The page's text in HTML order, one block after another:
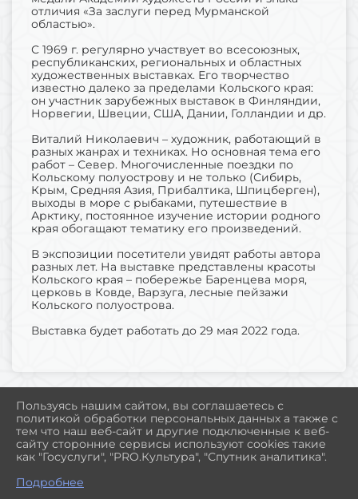
отличия «За заслуги перед Мурманской
областью».
С 1969 г. регулярно участвует во всесоюзных,
республиканских, региональных и областных
художественных выставках. Его творчество
известно далеко за пределами Кольского края:
он участник зарубежных выставок в Финляндии,
Норвегии, Швеции, США, Дании, Голландии и др.
Виталий Николаевич – художник, работающий в
разных жанрах и техниках. Но основная тема его
работ – Север. Многочисленные поездки по
Кольскому полуострову и не только (Сибирь,
Крым, Средняя Азия, Прибалтика, Шпицберген),
выходы в море с рыбаками, путешествие в
Арктику, постоянное изучение истории родного
края обогащают тематику его произведений.
В экспозиции посетители увидят работы автора
разных лет. На выставке представлены красоты
Кольского края – побережье Баренцева моря,
церковь в Ковде, Варзуга, лесные пейзажи
Кольского полуострова.
Выставка будет работать до 29 мая 2022 года.
2026 Г. MUSEUM-POLAR.RU
ВХОД
КАРТА САЙТА
ПОЛИТИКА ОБРАБОТКИ ПЕРСОНАЛЬНЫХ ДАННЫХ
СДЕЛАНО НА KUBCMS
Пользуясь нашим сайтом, вы соглашаетесь с
политикой обработки персональных данных а также с
тем что наш веб-сайт и другие подключенные к веб-
сайту сторонние сервисы используют cookies такие
как "Госуслуги", "PRO.Культура", "Спутник аналитика".
Подробнее